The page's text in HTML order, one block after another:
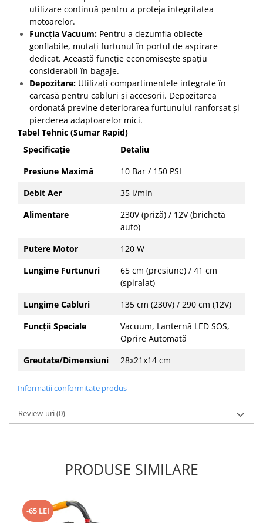
utilizare continuă pentru a proteja integritatea
motoarelor.
Funcția Vacuum: Pentru a dezumfla obiecte
gonflabile, mutați furtunul în portul de aspirare
dedicat. Această funcție economisește spațiu
considerabil în bagaje.
Depozitare: Utilizați compartimentele integrate în
carcasă pentru cabluri și accesorii. Depozitarea
ordonată previne deteriorarea furtunului ranforsat și
pierderea adaptoarelor mici.
Tabel Tehnic (Sumar Rapid)
Specificație
Detaliu
Presiune Maximă
10 Bar / 150 PSI
Debit Aer
35 l/min
Alimentare
230V (priză) / 12V (brichetă
auto)
Putere Motor
120 W
Lungime Furtunuri
65 cm (presiune) / 41 cm
(spiralat)
Lungime Cabluri
135 cm (230V) / 290 cm (12V)
Funcții Speciale
Vacuum, Lanternă LED SOS,
Oprire Automată
Greutate/Dimensiuni
28x21x14 cm
Informatii conformitate produs
Review-uri(0)
PRODUSE SIMILARE
-65 LEI